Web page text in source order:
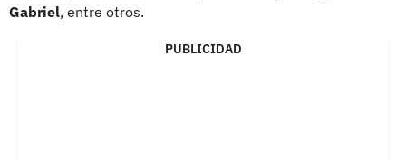
Gabriel, entre otros.
PUBLICIDAD